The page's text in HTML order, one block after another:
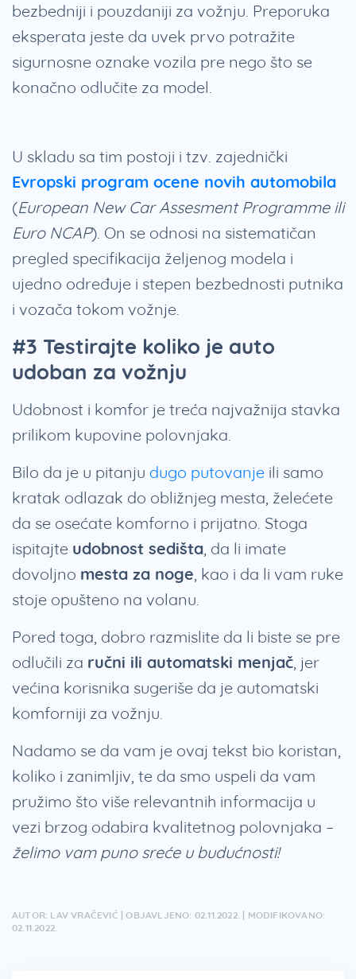
bezbedniji i pouzdaniji za vožnju. Preporuka
eksperata jeste da uvek prvo potražite
sigurnosne oznake vozila pre nego što se
konačno odlučite za model.
U skladu sa tim postoji i tzv. zajednički
Evropski program ocene novih automobila
(European New Car Assesment Programme ili
Euro NCAP). On se odnosi na sistematičan
pregled specifikacija željenog modela i
ujedno određuje i stepen bezbednosti putnika
i vozača tokom vožnje.
#3 Testirajte koliko je auto
udoban za vožnju
Udobnost i komfor je treća najvažnija stavka
prilikom kupovine polovnjaka.
Bilo da je u pitanju dugo putovanje ili samo
kratak odlazak do obližnjeg mesta, želećete
da se osećate komforno i prijatno. Stoga
ispitajte udobnost sedišta, da li imate
dovoljno mesta za noge, kao i da li vam ruke
stoje opušteno na volanu.
Pored toga, dobro razmislite da li biste se pre
odlučili za ručni ili automatski menjač, jer
većina korisnika sugeriše da je automatski
komforniji za vožnju.
Nadamo se da vam je ovaj tekst bio koristan,
koliko i zanimljiv, te da smo uspeli da vam
pružimo što više relevantnih informacija u
vezi brzog odabira kvalitetnog polovnjaka –
želimo vam puno sreće u budućnosti!
AUTOR: LAV VRAČEVIĆ | OBJAVLJENO: 02.11.2022. | MODIFIKOVANO:
02.11.2022.